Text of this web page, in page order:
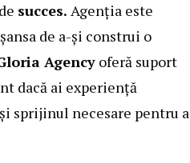
succes. Agenția este
de a-și construi o
Agency oferă suport
dacă ai experiență
sprijinul necesare pentru a